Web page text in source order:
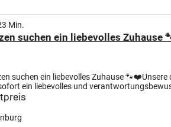
Min.
suchen ein liebevolles Zuhause
suchen ein liebevolles Zuhause 🐾❤️Unsere
ein liebevolles und
geboren und sind nun bereit,...